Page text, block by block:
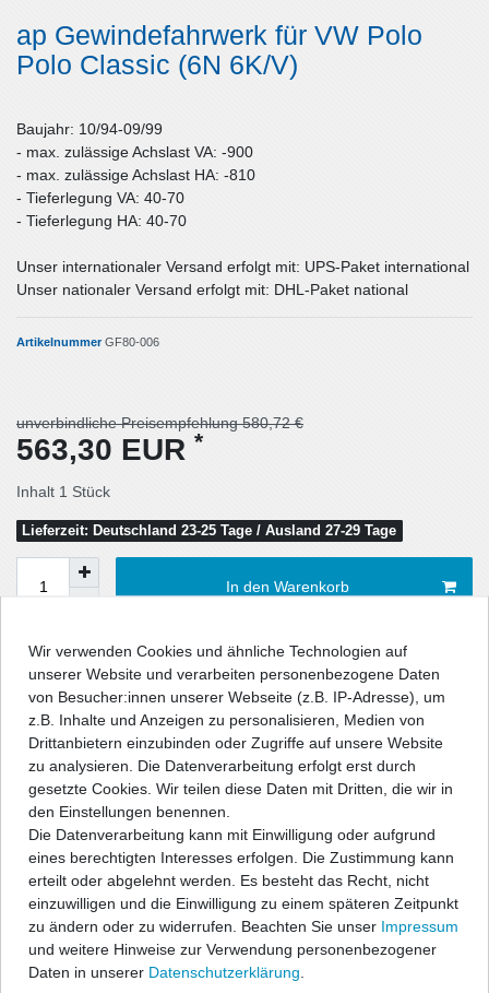
ap Gewindefahrwerk für VW Polo
Polo Classic (6N 6K/V)
Baujahr: 10/94-09/99
- max. zulässige Achslast VA: -900
- max. zulässige Achslast HA: -810
- Tieferlegung VA: 40-70
- Tieferlegung HA: 40-70
Unser internationaler Versand erfolgt mit: UPS-Paket international
Unser nationaler Versand erfolgt mit: DHL-Paket national
ArtikelnummerGF80-006
unverbindliche Preisempfehlung 580,72 €
563,30 EUR *
Inhalt 1 Stück
Lieferzeit: Deutschland 23-25 Tage / Ausland 27-29 Tage
In den Warenkorb
Wunschliste
* inkl. ges. MwSt. zzgl. Versandkosten
Beschreibung
Technische Daten
Angaben Produktsicherheit
Wir verwenden Cookies und ähnliche Technologien auf
unserer Website und verarbeiten personenbezogene Daten
von Besucher:innen unserer Webseite (z.B. IP-Adresse), um
z.B. Inhalte und Anzeigen zu personalisieren, Medien von
Drittanbietern einzubinden oder Zugriffe auf unsere Website
zu analysieren. Die Datenverarbeitung erfolgt erst durch
gesetzte Cookies. Wir teilen diese Daten mit Dritten, die wir in
den Einstellungen benennen.
Die Datenverarbeitung kann mit Einwilligung oder aufgrund
eines berechtigten Interesses erfolgen. Die Zustimmung kann
erteilt oder abgelehnt werden. Es besteht das Recht, nicht
einzuwilligen und die Einwilligung zu einem späteren Zeitpunkt
zu ändern oder zu widerrufen. Beachten Sie unser Impressum
und weitere Hinweise zur Verwendung personenbezogener
Daten in unserer Daten­schutz­erklärung